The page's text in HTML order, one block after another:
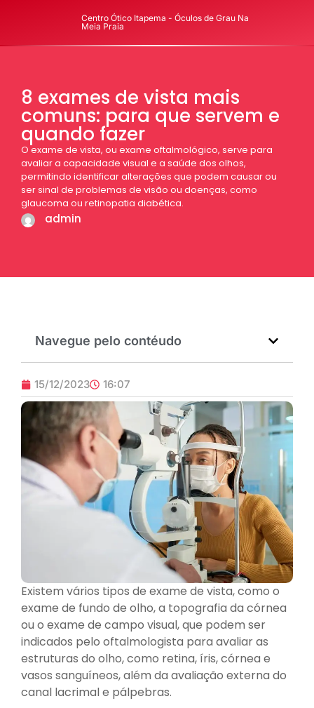
Centro Ótico Itapema - Óculos de Grau Na
Meia Praia
8 exames de vista mais
comuns: para que servem e
quando fazer
O exame de vista, ou exame oftalmológico, serve para
avaliar a capacidade visual e a saúde dos olhos,
permitindo identificar alterações que podem causar ou
ser sinal de problemas de visão ou doenças, como
glaucoma ou retinopatia diabética.
admin
15/12/2023 16:07
Existem vários tipos de exame de vista, como o
exame de fundo de olho, a topografia da córnea
ou o exame de campo visual, que podem ser
indicados pelo oftalmologista para avaliar as
estruturas do olho, como retina, íris, córnea e
vasos sanguíneos, além da avaliação externa do
canal lacrimal e pálpebras.
Navegue pelo contéudo